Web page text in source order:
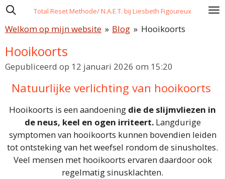
Ga
naar
de
Total Reset Methode/ N.A.E.T. bij Liesbeth Figoureux
Welkom op mijn website » Blog » Hooikoorts
Hooikoorts
Gepubliceerd op 12 januari 2026 om 15:20
Natuurlijke verlichting van hooikoorts
Hooikoorts is een aandoening die de slijmvliezen in
de neus, keel en ogen irriteert.Langdurige
symptomen van hooikoorts kunnen bovendien leiden
tot ontsteking van het weefsel rondom de sinusholtes.
Veel mensen met hooikoorts ervaren daardoor ook
regelmatig sinusklachten.